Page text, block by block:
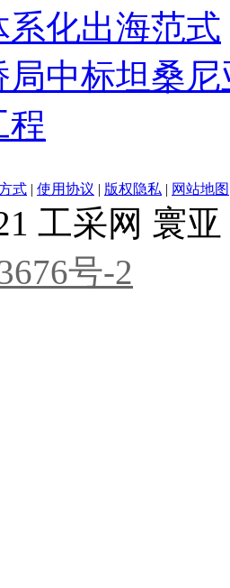
系化出海范式
局中标坦桑
程
式 | 使用协议 | 版权隐私 | 网站地图
工采网 寰
号-2